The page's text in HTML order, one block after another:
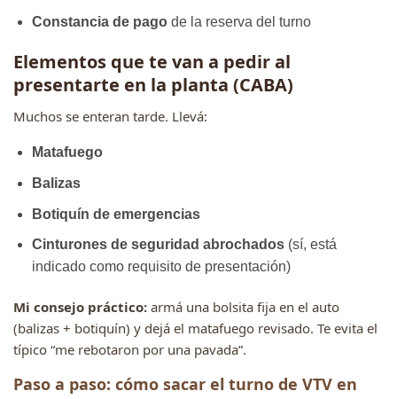
Constancia de pagode la reserva del turno
Elementos que te van a pedir al
presentarte en la planta (CABA)
Muchos se enteran tarde. Llevá:
Matafuego
Balizas
Botiquín de emergencias
Cinturones de seguridad abrochados(sí, está
indicado como requisito de presentación)
Mi consejo práctico: armá una bolsita fija en el auto
(balizas + botiquín) y dejá el matafuego revisado. Te evita el
típico “me rebotaron por una pavada”.
Paso a paso: cómo sacar el turno de VTV en